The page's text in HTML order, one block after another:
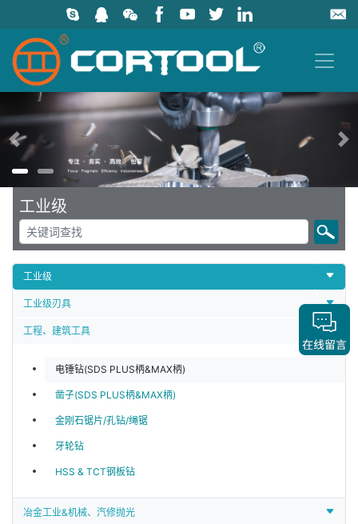
上一页
工业级
工业级
工业级刃具
工程、建筑工具
电锤钻(SDS PLUS柄&MAX柄)
凿子(SDS PLUS柄&MAX柄)
金刚石锯片/孔钻/绳锯
牙轮钻
HSS & TCT钢板钻
冶金工业&机械、汽修抛光